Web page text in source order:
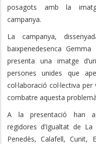
posagots amb la
campanya.
La campanya,
baixpenedesenca Gemma
presenta una imatge
persones unides que
col·laboració col·lectiva per
combatre aquesta
A la presentació han
regidores d’Igualtat de
Penedès, Calafell, Cunit,